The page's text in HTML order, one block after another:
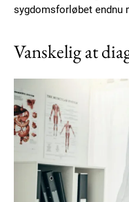
sygdomsforløbet endnu
Vanskelig at